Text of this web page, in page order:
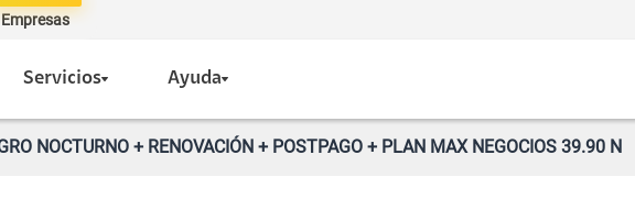
Empresas
Servicios Ayuda
NOCTURNO + RENOVACIÓN + POSTPAGO + PLAN MAX NEGOCIOS 39.90 N